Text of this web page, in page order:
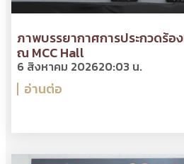
ภาพบรรยากาศการประกวดร้อง
ณ MCC Hall
6 สิงหาคม 202620:03 น.
อ่านต่อ